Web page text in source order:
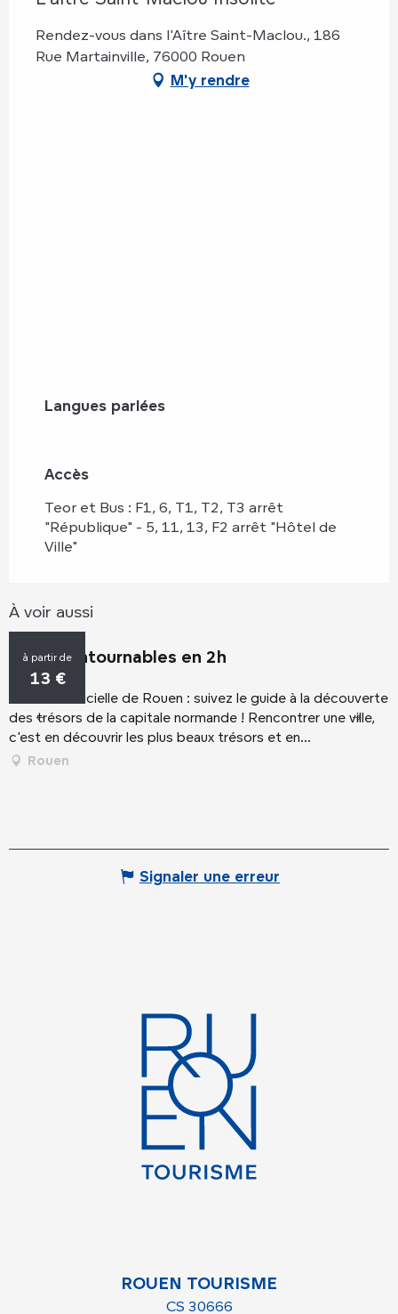
Rendez-vous dans l'Aître Saint-Maclou., 186
Rue Martainville, 76000 Rouen
M'y rendre
Langues parlées
Langues parlées
Accès
Accès
Teor et Bus : F1, 6, T1, T2, T3 arrêt
"République" - 5, 11, 13, F2 arrêt "Hôtel de
Ville"
À voir aussi
à partir de
13 €
Les incontournables en 2h
La visite officielle de Rouen : suivez le guide à la découverte
des trésors de la capitale normande ! Rencontrer une ville,
c'est en découvrir les plus beaux trésors et en...
Rouen
Signaler une erreur
ROUEN TOURISME
CS 30666